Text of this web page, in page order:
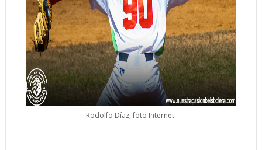
Rodolfo Díaz, foto Internet